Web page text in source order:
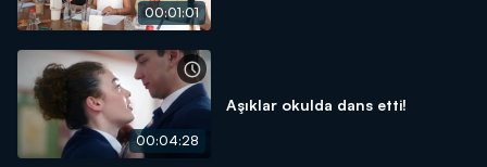
00:01:01
00:04:28
Aşıklar okulda dans etti!